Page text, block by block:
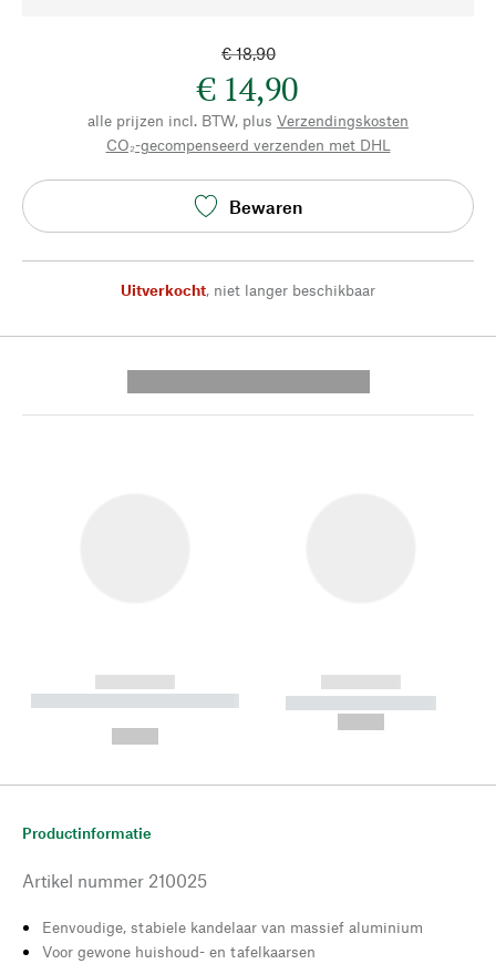
€ 18,90
€ 14,90
alle prijzen incl. BTW, plus Verzendingskosten
CO₂-gecompenseerd verzenden met DHL
Bewaren
Uitverkocht, niet langer beschikbaar
------------
----------- ----------- --------
------------
----------- -----------
Productinformatie
Artikel nummer 210025
Eenvoudige, stabiele kandelaar van massief aluminium
Voor gewone huishoud- en tafelkaarsen